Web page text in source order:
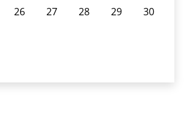
26 27 28 29
30